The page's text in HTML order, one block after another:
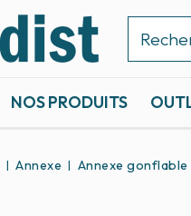
NOS PRODUITS
Annexe Annexe gonflable